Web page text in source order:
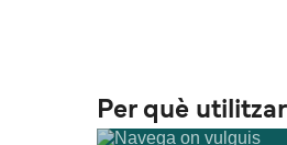
Per què